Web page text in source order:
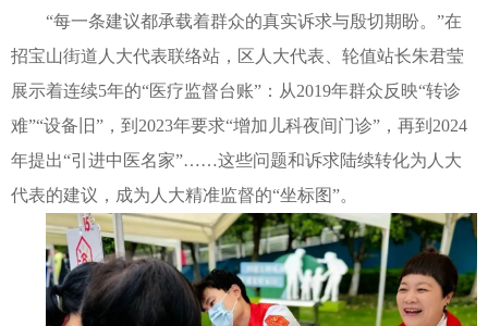
“每一条建议都承载着群众的真实诉求与殷切期盼。”在
招宝山街道人大代表联络站，区人大代表、轮值站长朱君莹
展示着连续5年的“医疗监督台账”：从2019年群众反映“转诊
难”“设备旧”，到2023年要求“增加儿科夜间门诊”，再到2024
年提出“引进中医名家”……这些问题和诉求陆续转化为人大
代表的建议，成为人大精准监督的“坐标图”。